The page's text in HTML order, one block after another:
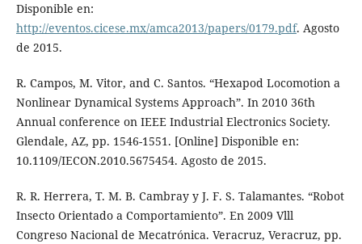
Disponible en:
http://eventos.cicese.mx/amca2013/papers/0179.pdf. Agosto
de 2015.
R. Campos, M. Vitor, and C. Santos. “Hexapod Locomotion a
Nonlinear Dynamical Systems Approach”. In 2010 36th
Annual conference on IEEE Industrial Electronics Society.
Glendale, AZ, pp. 1546-1551. [Online] Disponible en:
10.1109/IECON.2010.5675454. Agosto de 2015.
R. R. Herrera, T. M. B. Cambray y J. F. S. Talamantes. “Robot
Insecto Orientado a Comportamiento”. En 2009 Vlll
Congreso Nacional de Mecatrónica. Veracruz, Veracruz, pp.